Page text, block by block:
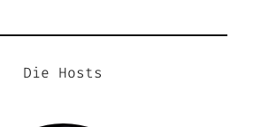
Die Hosts